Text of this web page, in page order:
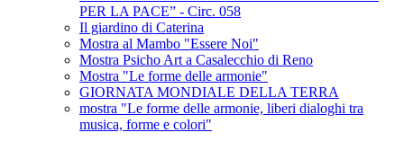
PER LA PACE” - Circ. 058
Il giardino di Caterina
Mostra al Mambo "Essere Noi"
Mostra Psicho Art a Casalecchio di Reno
Mostra "Le forme delle armonie"
GIORNATA MONDIALE DELLA TERRA
mostra "Le forme delle armonie, liberi dialoghi tra
musica, forme e colori"